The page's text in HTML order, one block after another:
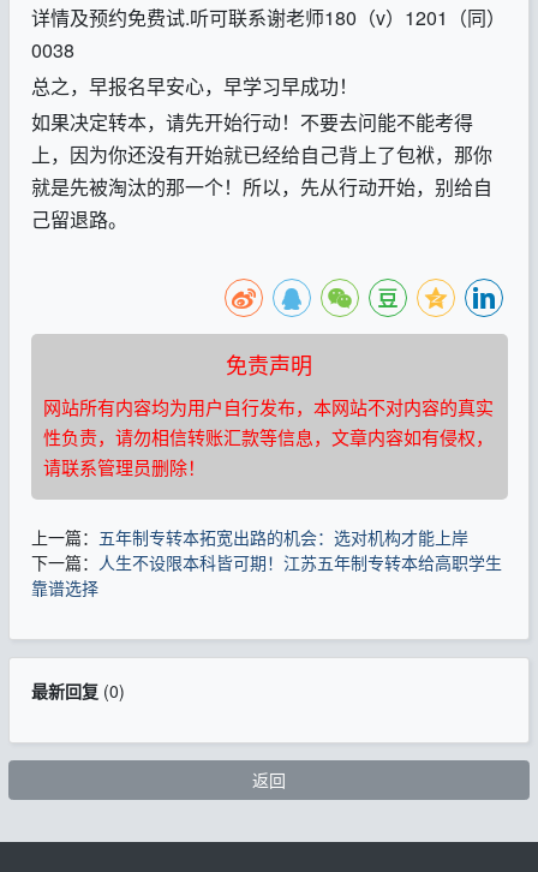
详情及预约免费试.听可联系谢老师180 （v） 1201
（同）
0038
总之，早报名早安心，早学习早成功！
如果决定转本，请先开始行动！不要去问能不能考得
上，因为你还没有开始就已经给自己背上了包袱，那你
就是先被淘汰的那一个！所以，先从行动开始，别给自
己留退路。
免责声明
网站所有内容均为用户自行发布，本网站不对内容的真实
性负责，请勿相信转账汇款等信息，文章内容如有侵权，
请联系管理员删除！
上一篇： 五年制专转本拓宽出路的机会：选对机构才能上岸
下一篇： 人生不设限本科皆可期！江苏五年制专转本给高职学生
靠谱选择
最新回复(0)
返回